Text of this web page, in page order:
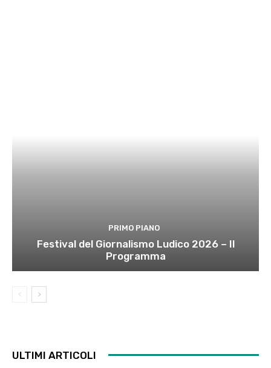
PRIMO PIANO
Festival del Giornalismo Ludico 2026 – Il
Programma
ULTIMI ARTICOLI